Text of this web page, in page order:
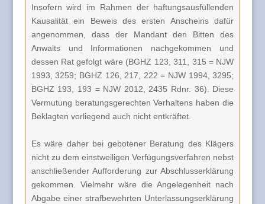
Insofern wird im Rahmen der haftungsausfüllenden
Kausalität ein Beweis des ersten Anscheins dafür
angenommen, dass der Mandant den Bitten des
Anwalts und Informationen nachgekommen und
dessen Rat gefolgt wäre (BGHZ 123, 311, 315 = NJW
1993, 3259; BGHZ 126, 217, 222 = NJW 1994, 3295;
BGHZ 193, 193 = NJW 2012, 2435 Rdnr. 36). Diese
Vermutung beratungsgerechten Verhaltens haben die
Beklagten vorliegend auch nicht entkräftet.
Es wäre daher bei gebotener Beratung des Klägers
nicht zu dem einstweiligen Verfügungsverfahren nebst
anschließender Aufforderung zur Abschlusserklärung
gekommen. Vielmehr wäre die Angelegenheit nach
Abgabe einer strafbewehrten Unterlassungserklärung